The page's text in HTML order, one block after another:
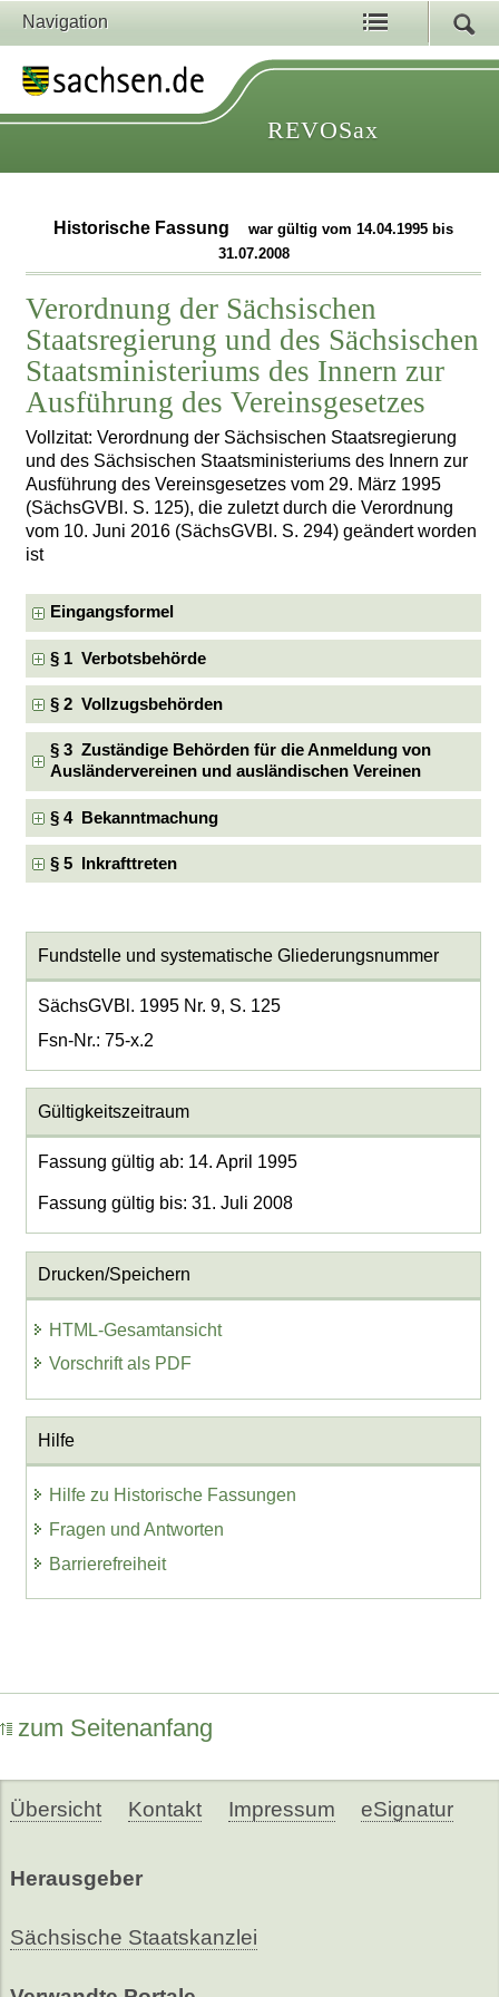
Navigation
REVOSax
Historische Fassung
war gültig vom 14.04.1995 bis
31.07.2008
Verordnung der Sächsischen
Staatsregierung und des Sächsischen
Staatsministeriums des Innern zur
Ausführung des Vereinsgesetzes
Vollzitat: Verordnung der Sächsischen Staatsregierung
und des Sächsischen Staatsministeriums des Innern zur
Ausführung des Vereinsgesetzes vom 29. März 1995
(SächsGVBl. S. 125), die zuletzt durch die Verordnung
vom 10. Juni 2016 (SächsGVBl. S. 294) geändert worden
ist
Eingangsformel
§ 1 Verbotsbehörde
§ 2 Vollzugsbehörden
§ 3 Zuständige Behörden für die Anmeldung von
Ausländervereinen und ausländischen Vereinen
§ 4 Bekanntmachung
§ 5 Inkrafttreten
Fundstelle und systematische Gliederungsnummer
SächsGVBl. 1995 Nr. 9, S. 125
Fsn-Nr.: 75-x.2
Gültigkeitszeitraum
Fassung gültig ab: 14. April 1995
Fassung gültig bis: 31. Juli 2008
Drucken/Speichern
HTML-Gesamtansicht
Vorschrift als PDF
Hilfe
Hilfe zu Historische Fassungen
Fragen und Antworten
Barrierefreiheit
zum Seitenanfang
Übersicht Kontakt Impressum eSignatur
Herausgeber
Sächsische Staatskanzlei